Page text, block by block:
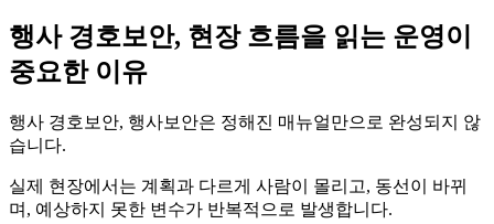
행사 경호보안, 현장 흐름을 읽는 운영이
중요한 이유
행사 경호보안, 행사보안은 정해진 매뉴얼만으로 완성되지 않
습니다.
실제 현장에서는 계획과 다르게 사람이 몰리고, 동선이 바뀌
며, 예상하지 못한 변수가 반복적으로 발생합니다.